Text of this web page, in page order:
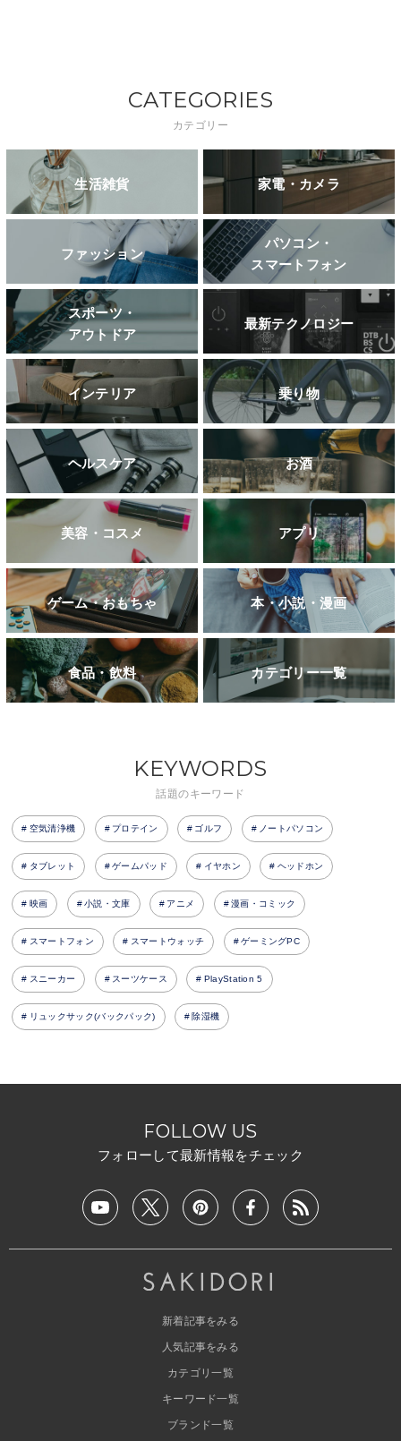
CATEGORIES
カテゴリー
生活雑貨 家電・カメラ
ファッション
パソコン・
スマートフォン
スポーツ・
アウトドア
最新テクノロジー
インテリア 乗り物
ヘルスケア お酒
美容・コスメ アプリ
ゲーム・おもちゃ 本・小説・漫画
食品・飲料 カテゴリー一覧
KEYWORDS
話題のキーワード
空気清浄機 プロテイン ゴルフ ノートパソコン
タブレット ゲームパッド イヤホン ヘッドホン
映画 小説・文庫 アニメ 漫画・コミック
スマートフォン スマートウォッチ ゲーミングPC
スニーカー スーツケース PlayStation 5
リュックサック(バックパック) 除湿機
FOLLOW US
フォローして最新情報をチェック
新着記事をみる
人気記事をみる
カテゴリ一覧
キーワード一覧
ブランド一覧